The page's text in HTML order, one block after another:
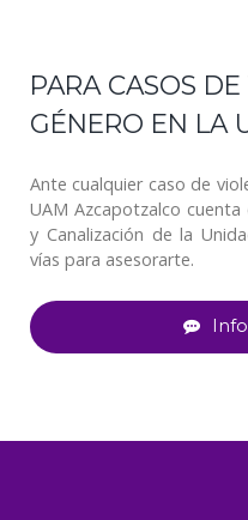
PARA CASOS
GÉNERO EN LA
Ante cualquier caso de
UAM Azcapotzalco
y Canalización de la
vías para asesorarte.